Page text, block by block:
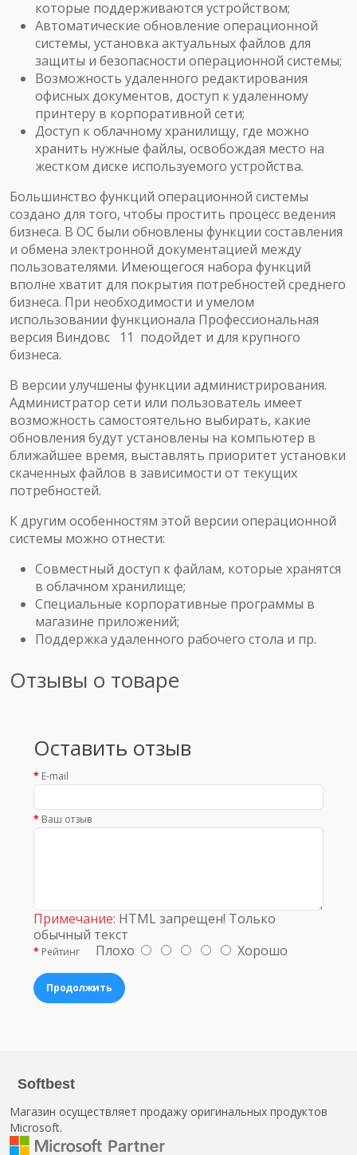
которые поддерживаются устройством;
Автоматические обновление операционной
системы, установка актуальных файлов для
защиты и безопасности операционной системы;
Возможность удаленного редактирования
офисных документов, доступ к удаленному
принтеру в корпоративной сети;
Доступ к облачному хранилищу, где можно
хранить нужные файлы, освобождая место на
жестком диске используемого устройства.
Большинство функций операционной системы
создано для того, чтобы простить процесс ведения
бизнеса. В ОС были обновлены функции составления
и обмена электронной документацией между
пользователями. Имеющегося набора функций
вполне хватит для покрытия потребностей среднего
бизнеса. При необходимости и умелом
использовании функционала Профессиональная
версия Виндовс 11 подойдет и для крупного
бизнеса.
В версии улучшены функции администрирования.
Администратор сети или пользователь имеет
возможность самостоятельно выбирать, какие
обновления будут установлены на компьютер в
ближайшее время, выставлять приоритет установки
скаченных файлов в зависимости от текущих
потребностей.
К другим особенностям этой версии операционной
системы можно отнести:
Совместный доступ к файлам, которые хранятся
в облачном хранилище;
Специальные корпоративные программы в
магазине приложений;
Поддержка удаленного рабочего стола и пр.
Отзывы о товаре
Оставить отзыв
E-mail
Ваш отзыв
Примечание: HTML запрещен! Только
обычный текст
Рейтинг Плохо Хорошо
Продолжить
Softbest
Магазин осуществляет продажу оригинальных продуктов
Microsoft.